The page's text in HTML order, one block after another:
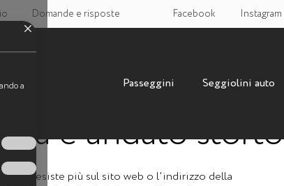
Domande e risposte Facebook Instagram
Passeggini Seggiolini auto
è andato storto
non esiste più sul sito web o l'indirizzo della
a